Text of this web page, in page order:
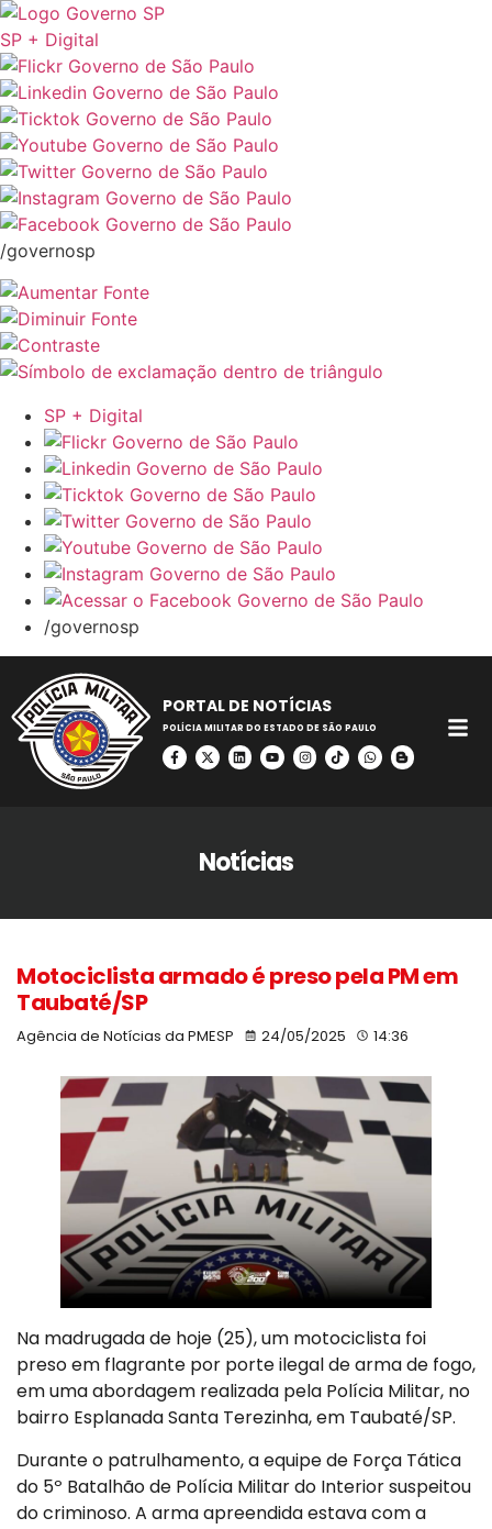
SP + Digital
/governosp
SP + Digital
/governosp
PORTAL DE NOTÍCIAS
POLÍCIA MILITAR DO ESTADO DE SÃO PAULO
Notícias
Motociclista armado é preso pela PM em
Taubaté/SP
Agência de Notícias da PMESP 24/05/2025 14:36
Na madrugada de hoje (25), um motociclista foi
preso em flagrante por porte ilegal de arma de fogo,
em uma abordagem realizada pela Polícia Militar, no
bairro Esplanada Santa Terezinha, em Taubaté/SP.
Durante o patrulhamento, a equipe de Força Tática
do 5º Batalhão de Polícia Militar do Interior suspeitou
do criminoso. A arma apreendida estava com a